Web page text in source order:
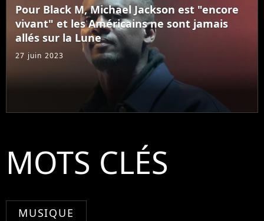
Pour Black M, Michael Jackson est "encore
vivant" et les Américains ne sont jamais
allés sur la Lune
27 juin 2023
MOTS CLÉS
MUSIQUE